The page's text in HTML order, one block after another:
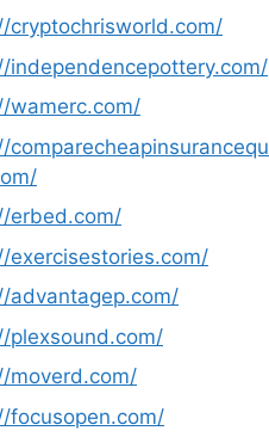
cryptochrisworld.com/
independencepottery.com/
wamerc.com/
comparecheapinsurancequ
erbed.com/
exercisestories.com/
advantagep.com/
plexsound.com/
moverd.com/
focusopen.com/